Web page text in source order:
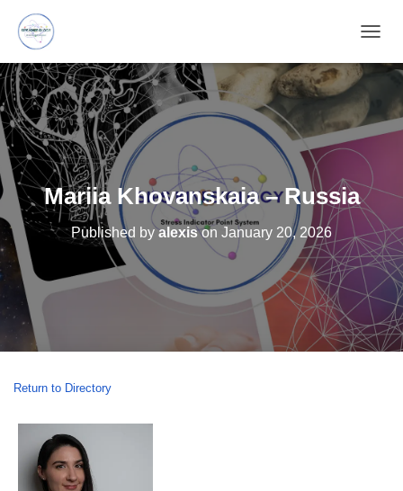
O
A
V
G
A
T
I
O
N
Mariia Khovanskaia – Russia
Published byalexison January 20, 2026
Return to Directory